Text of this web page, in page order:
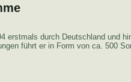
erstmals durch Deutschland und
führt er in Form von ca. 500